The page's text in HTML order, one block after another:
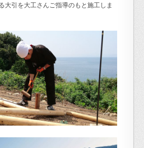
大引を大工さんご指導のもと施工しま